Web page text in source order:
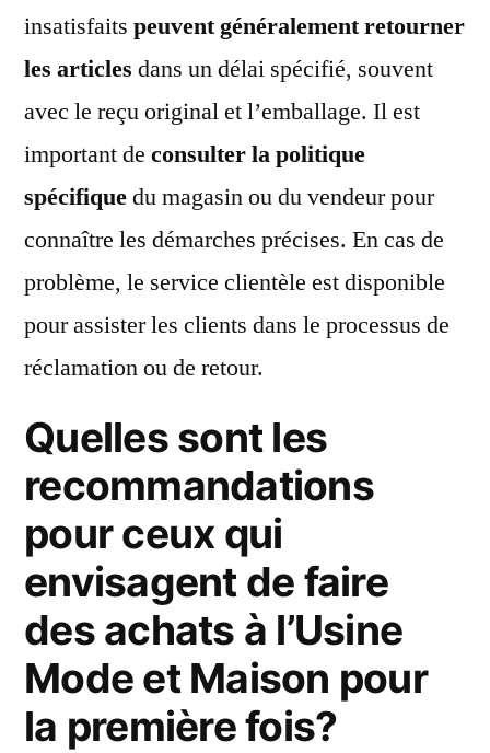
insatisfaits peuvent généralement retourner
les articles dans un délai spécifié, souvent
avec le reçu original et l’emballage. Il est
important de consulter la politique
spécifiquedu magasin ou du vendeur pour
connaître les démarches précises. En cas de
problème, le service clientèle est disponible
pour assister les clients dans le processus de
réclamation ou de retour.
Quelles sont les
recommandations
pour ceux qui
envisagent de faire
des achats à l’Usine
Mode et Maison pour
la première fois?